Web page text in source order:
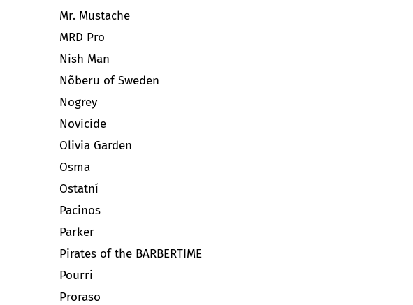
Mr. Mustache
MRD Pro
Nish Man
Nõberu of Sweden
Nogrey
Novicide
Olivia Garden
Osma
Ostatní
Pacinos
Parker
Pirates of the BARBERTIME
Pourri
Proraso